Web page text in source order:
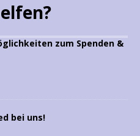
zum Spenden &
bei uns!